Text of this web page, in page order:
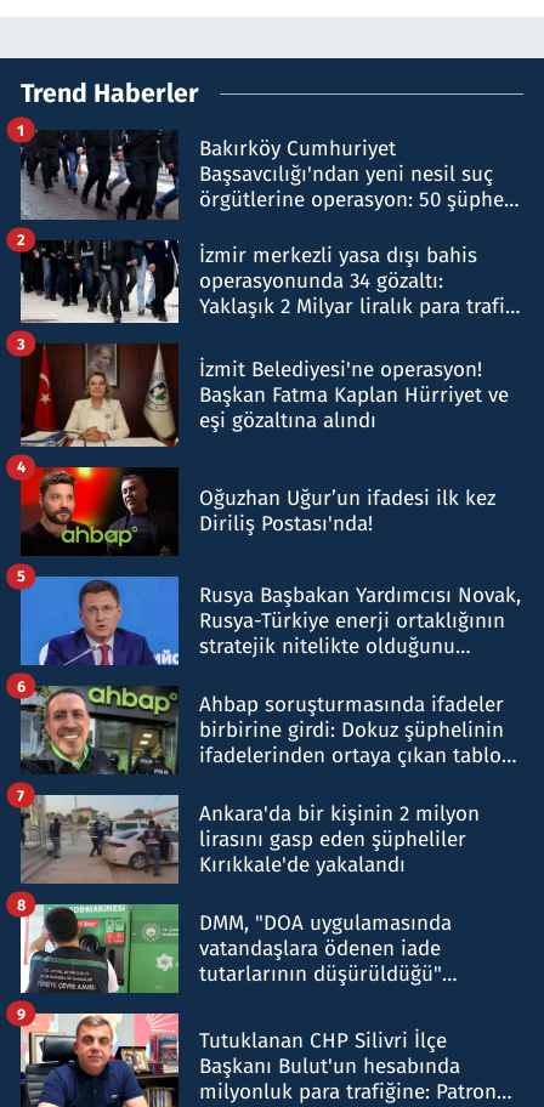
Trend Haberler
Bakırköy Cumhuriyet
Başsavcılığı'ndan yeni nesil suç
örgütlerine operasyon: 50 şüpheli
1
İzmir merkezli yasa dışı bahis
operasyonunda 34 gözaltı:
Yaklaşık 2 Milyar liralık para trafiği
2
İzmit Belediyesi'ne operasyon!
Başkan Fatma Kaplan Hürriyet ve
eşi gözaltına alındı
3
Oğuzhan Uğur’un ifadesi ilk kez
Diriliş Postası'nda!
4
Rusya Başbakan Yardımcısı Novak,
Rusya-Türkiye enerji ortaklığının
stratejik nitelikte olduğunu
5
Ahbap soruşturmasında ifadeler
birbirine girdi: Dokuz şüphelinin
ifadelerinden ortaya çıkan tablo
6
Ankara'da bir kişinin 2 milyon
lirasını gasp eden şüpheliler
Kırıkkale'de yakalandı
7
DMM, "DOA uygulamasında
vatandaşlara ödenen iade
tutarlarının düşürüldüğü"
8
Tutuklanan CHP Silivri İlçe
Başkanı Bulut'un hesabında
milyonluk para trafiğine: Patron
9